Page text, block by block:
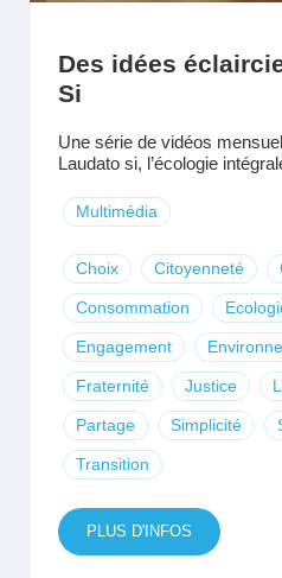
Des idées
Si
Une série de vidéos
Laudato si, l’écologie
Multimédia
Choix Citoyenneté
Consommation
Engagement
Fraternité Justice
Partage Simplicité
Transition
PLUS D'INFOS